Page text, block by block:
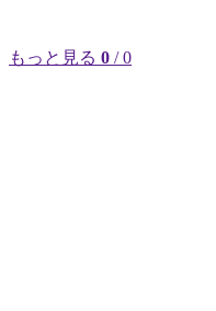
もっと見る 0 / 0